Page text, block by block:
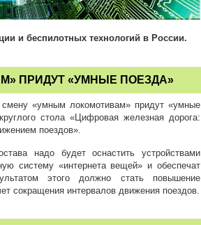
и беспилотных технологий в России.
ПРИДУТ «УМНЫЕ ПОЕЗДА»
«умным локомотивам» придут «умные
стола «Цифровая железная дорога:
поездов».
надо будет оснастить устройствами
систему «интернета вещей» и обеспечат
этого должно стать повышение
сокращения интервалов движения поездов.